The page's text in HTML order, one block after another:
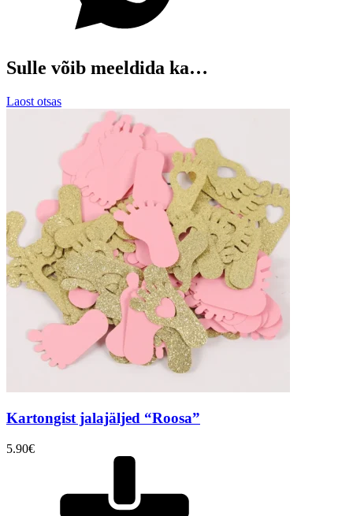
Sulle võib meeldida ka…
Laost otsas
Kartongist jalajäljed “Roosa”
5.90€